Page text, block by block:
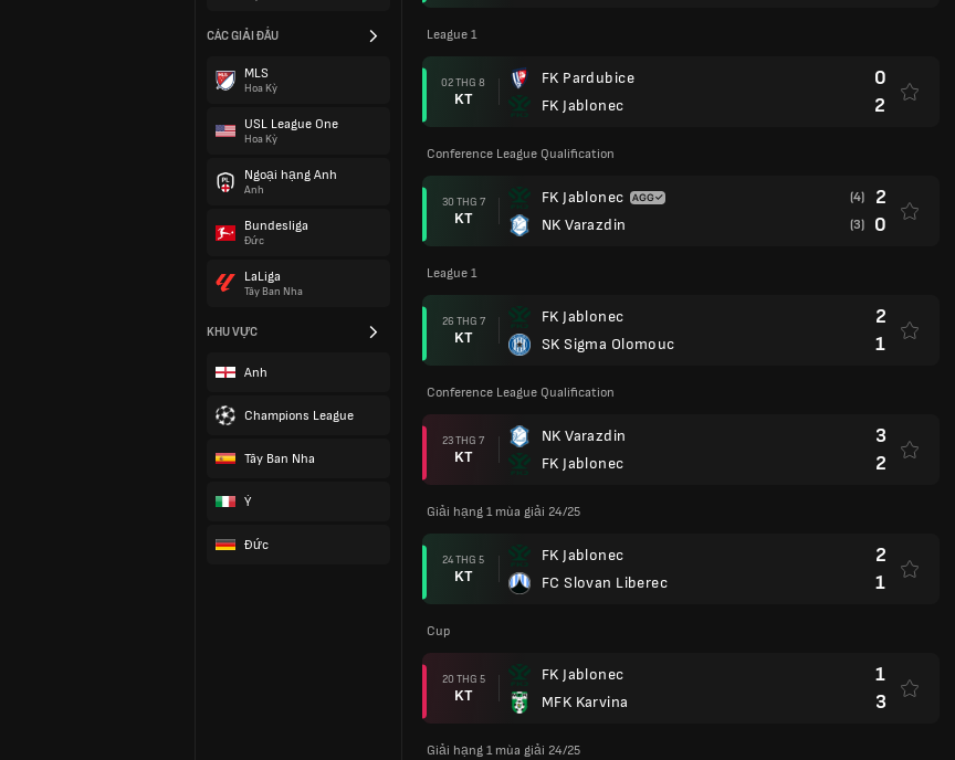
CÁC GIẢI ĐẤU
MLS
Hoa Kỳ
USL League One
Hoa Kỳ
Ngoại hạng Anh
Anh
Bundesliga
Đức
LaLiga
Tây Ban Nha
KHU VỰC
Anh
Champions League
Tây Ban Nha
Ý
Đức
League 1
02 THG 8
KT
FK Pardubice
FK Jablonec
0
2
Conference League Qualification
30 THG 7
KT
FK Jablonec
NK Varazdin
(4) 2
(3) 0
League 1
26 THG 7
KT
FK Jablonec
SK Sigma Olomouc
2
1
Conference League Qualification
23 THG 7
KT
NK Varazdin
FK Jablonec
3
2
Giải hạng 1 mùa giải 24/25
24 THG 5
KT
FK Jablonec
FC Slovan Liberec
2
1
Cup
20 THG 5
KT
FK Jablonec
MFK Karvina
1
3
Giải hạng 1 mùa giải 24/25